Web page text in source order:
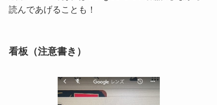
読んであげることも！
看板（注意書き）